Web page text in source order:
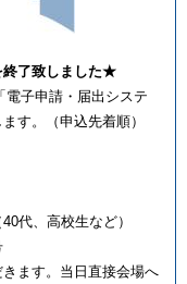
終了致しました★
電子申請・届出システ
す。（申込先着順）
40代、高校生など）
ます。当日直接会場へ